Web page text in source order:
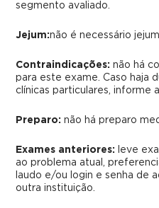
segmento avaliado.
Jejum:não é necessário
Contraindicações: não há
para este exame. Caso haja
clínicas particulares, informe
Preparo:não há preparo
Exames anteriores:
leve
ao problema atual,
laudo e/ou login e senha de
outra instituição.